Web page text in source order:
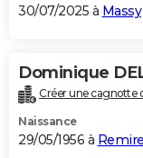
30/07/2025 à Massy
Dominique
Créer une cagnotte
Naissance
29/05/1956 à